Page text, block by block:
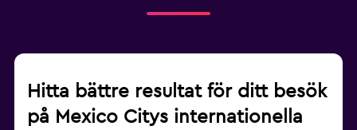
Hitta bättre resultat för ditt besök
på Mexico Citys internationella